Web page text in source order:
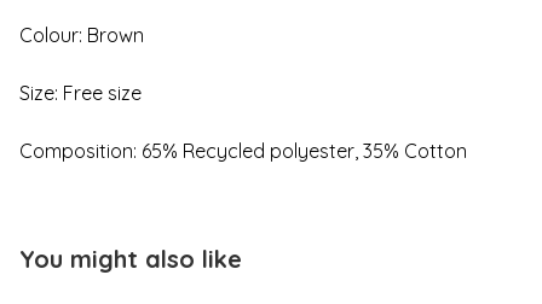
Colour: Brown
Size: Free size
Composition: 65% Recycled polyester, 35% Cotton
You might also like